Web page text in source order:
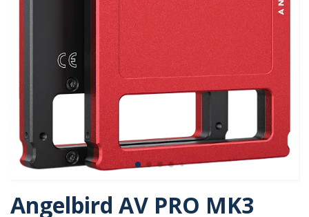
Angelbird AV PRO MK3